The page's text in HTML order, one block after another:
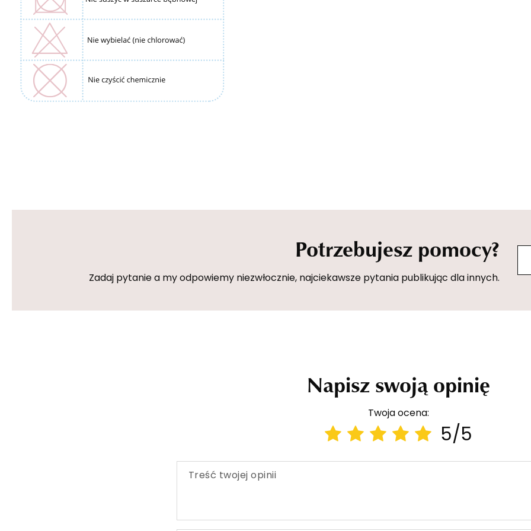
Potrzebujesz pomocy?
Zadaj pytanie a my odpowiemy niezwłocznie, najciekawsze pytania publikując dla innych.
Napisz swoją opinię
Twoja ocena:
5/5
Treść twojej opinii